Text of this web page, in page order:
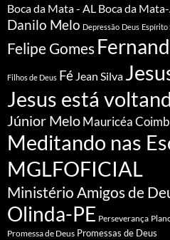
Boca da Mata - AL Boca da
Danilo Melo Depressão Deus Espírito
Felipe Gomes
Filhos de Deus Fé Jean Silva
Jesus está
Júnior Melo Mauricéa
Meditando nas
MGLFOFICIAL
Ministério Amigos de
Olinda-PE Perseverança
Promessa de Deus Promessas de Deus